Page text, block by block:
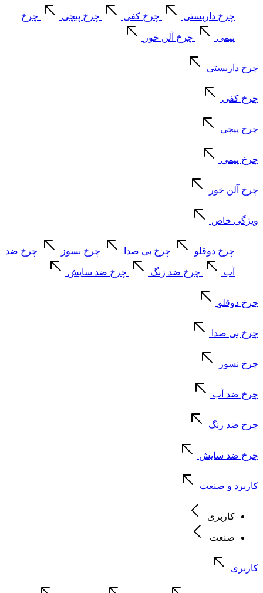
چرخ داربستی چرخ کفی چرخ پیچی چرخ
پیمی چرخ آلن خور
چرخ داربستی
چرخ کفی
چرخ پیچی
چرخ پیمی
چرخ آلن خور
ویژگی خاص
چرخ دوقلو چرخ بی صدا چرخ نسوز چرخ ضد
آب چرخ ضد زنگ چرخ ضد سایش
چرخ دوقلو
چرخ بی صدا
چرخ نسوز
چرخ ضد آب
چرخ ضد زنگ
چرخ ضد سایش
کاربرد و صنعت
کاربری
صنعت
کاربری